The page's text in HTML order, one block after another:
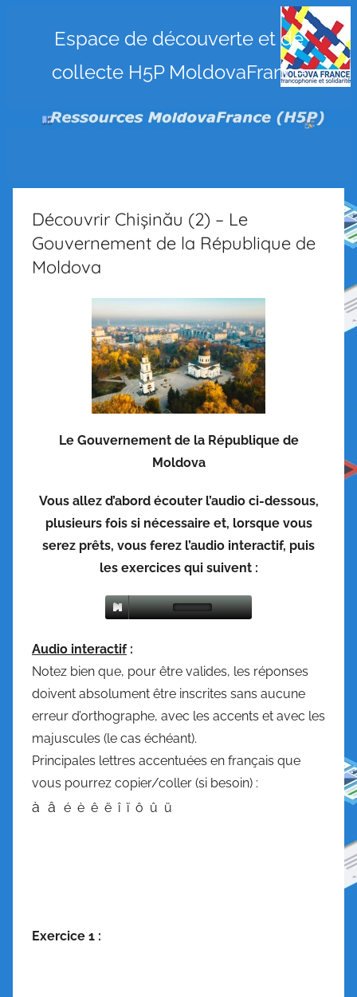
Ressources
MoldovaFrance
(H5P)
Espace de découverte et de
collecte H5P MoldovaFrance
Découvrir Chișinău (2) – Le
Gouvernement de la République de
Moldova
Le Gouvernement de la République de
Moldova
Vous allez d’abord écouter l’audio ci-dessous,
plusieurs fois si nécessaire et, lorsque vous
serez prêts, vous ferez l’audio interactif, puis
les exercices qui suivent :
Audio interactif:
Notez bien que, pour être valides, les réponses
doivent absolument être inscrites sans aucune
erreur d’orthographe, avec les accents et avec les
majuscules (le cas échéant).
Principales lettres accentuées en français que
vous pourrez copier/coller (si besoin) :
à â é è ê ë î ï ô û ü
Exercice 1 :